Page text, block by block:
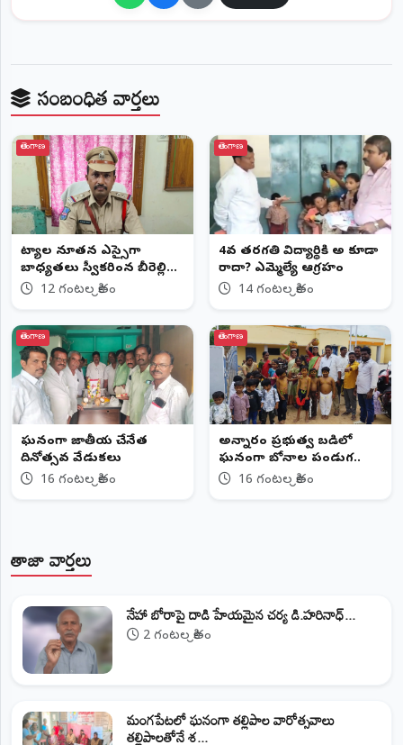
ప్రజల
సంబంధిత వార్తలు
తెలంగాణ
​చిట్యాల నూతన ఎస్సైగా
బాధ్యతలు స్వీకరించిన బీరెల్లి
వెంకటరెడ్డి
12 గంటల క్రితం
తెలంగాణ
4వ తరగతి విద్యార్థికి అ కూడా
రాదా? ఎమ్మెల్యే ఆగ్రహం
14 గంటల క్రితం
తెలంగాణ
ఘనంగా జాతీయ చేనేత
దినోత్సవ వేడుకలు
16 గంటల క్రితం
తెలంగాణ
అన్నారం ప్రభుత్వ బడిలో
ఘనంగా బోనాల పండుగ..
16 గంటల క్రితం
తాజా వార్తలు
నేహా బోరాపై దాడి హేయమైన చర్య డి.హరినాధ్...
2 గంటల క్రితం
మంగపేటలో ఘనంగా తల్లిపాల వారోత్సవాలు
తల్లిపాలతోనే శ...